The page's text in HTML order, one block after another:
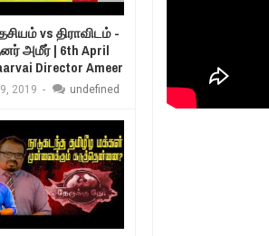
vs திராவிடம் -
அமீர் | 6th April
Director Ameer
2019 - undefined